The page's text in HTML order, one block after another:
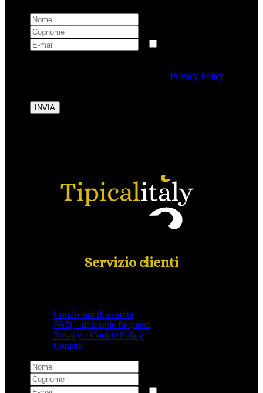
dei dati personali conformemente allaPrivacy Policy
INVIA
Servizio clienti
Condizioni di vendita
FAQ – domande frequenti
Privacy e Cookie Policy
Contatti